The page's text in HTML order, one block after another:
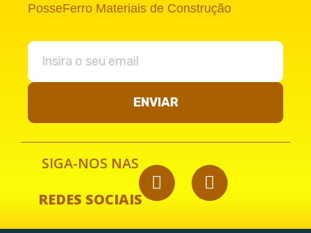
PosseFerro Materiais de Construção
ENVIAR
SIGA-NOS NAS
REDES SOCIAIS